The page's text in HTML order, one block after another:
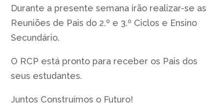
Durante a presente semana irão realizar-se as
Reuniões de Pais do 2.º e 3.º Ciclos e Ensino
Secundário.
O RCP está pronto para receber os Pais dos
seus estudantes.
Juntos Construímos o Futuro!